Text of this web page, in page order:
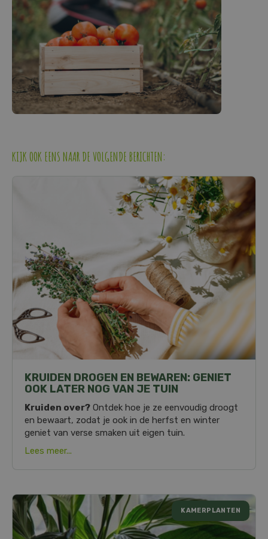
KIJK OOK EENS NAAR DE VOLGENDE BERICHTEN:
KRUIDEN DROGEN EN BEWAREN: GENIET
OOK LATER NOG VAN JE TUIN
Kruiden over? Ontdek hoe je ze eenvoudig droogt
en bewaart, zodat je ook in de herfst en winter
geniet van verse smaken uit eigen tuin.
Lees meer...
KAMERPLANTEN